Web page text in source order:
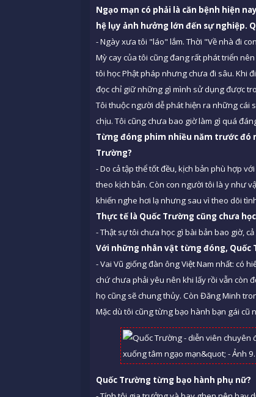
Ngạo mạn có phải là căn bệnh hiện nay
hệ lụy ảnh hưởng lớn đến sự nghiệp.
- Ngày xưa tôi "láo" lắm. Thời "Về nhà đi
Mỳ cay của tôi cũng đang rất phát triển
tôi học Phật pháp nhưng chưa đi sâu. Khi
đọc chỉ giữ những gì mình sử dụng được
Tôi thuộc người dễ phát hiện ra những cái
chịu. Tôi cũng chưa bao giờ làm gì quá
Từng đóng phim nhiều năm trước đó
Trường?
- Do cả tập thể tốt đều, kịch bản phù hợp
theo kịch bản. Còn con người tôi là y như
khiến nghe hơi lạ nhưng sau vì theo dõi
Thực tế là Quốc Trường cũng chưa
- Thật sự tôi chưa học gì bài bản bao giờ,
Với những nhân vật từng đóng, Quốc
- Vai Vũ giống đàn ông Việt Nam nhất: có
chứ chưa phải yêu nên khi lấy rồi vẫn còn
họ cũng sẽ chung thủy. Còn Đăng Minh
Mặc dù tôi cũng từng bạo hành bạn gái
Quốc Trường từng bạo hành phụ nữ?